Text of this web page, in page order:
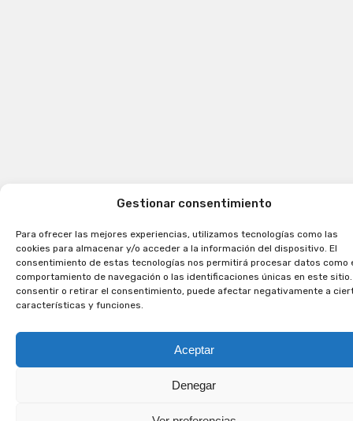
Gestionar consentimiento
Para ofrecer las mejores experiencias, utilizamos tecnologías como las
cookies para almacenar y/o acceder a la información del dispositivo. El
consentimiento de estas tecnologías nos permitirá procesar datos como
comportamiento de navegación o las identificaciones únicas en este sitio.
consentir o retirar el consentimiento, puede afectar negativamente a
características y funciones.
Aceptar
Denegar